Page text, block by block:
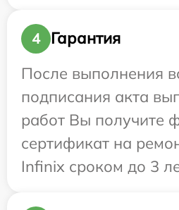
4
Гарантия
После выполнения
подписания акта
работ Вы получите
сертификат на
Infinix сроком до 3